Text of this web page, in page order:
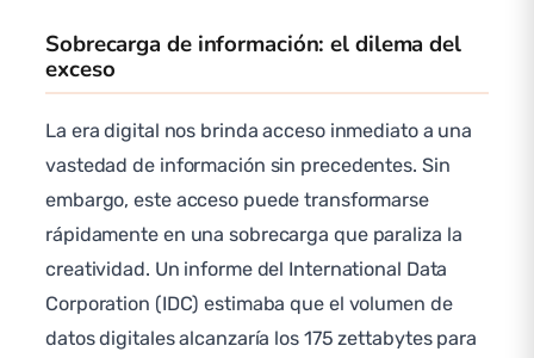
Sobrecarga de información: el dilema del
exceso
La era digital nos brinda acceso inmediato a una
vastedad de información sin precedentes. Sin
embargo, este acceso puede transformarse
rápidamente en una sobrecarga que paraliza la
creatividad. Un informe del International Data
Corporation (IDC) estimaba que el volumen de
datos digitales alcanzaría los 175 zettabytes para